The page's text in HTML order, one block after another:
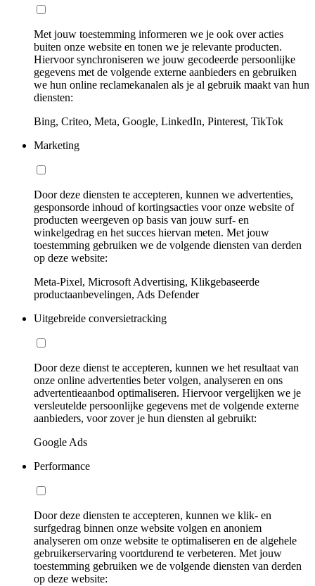
Met jouw toestemming informeren we je ook over acties
buiten onze website en tonen we je relevante producten.
Hiervoor synchroniseren we jouw gecodeerde persoonlijke
gegevens met de volgende externe aanbieders en gebruiken
we hun online reclamekanalen als je al gebruik maakt van hun
diensten:
Bing, Criteo, Meta, Google, LinkedIn, Pinterest, TikTok
Marketing
Door deze diensten te accepteren, kunnen we advertenties,
gesponsorde inhoud of kortingsacties voor onze website of
producten weergeven op basis van jouw surf- en
winkelgedrag en het succes hiervan meten. Met jouw
toestemming gebruiken we de volgende diensten van derden
op deze website:
Meta-Pixel, Microsoft Advertising, Klikgebaseerde
productaanbevelingen, Ads Defender
Uitgebreide conversietracking
Door deze dienst te accepteren, kunnen we het resultaat van
onze online advertenties beter volgen, analyseren en ons
advertentieaanbod optimaliseren. Hiervoor vergelijken we je
versleutelde persoonlijke gegevens met de volgende externe
aanbieders, voor zover je hun diensten al gebruikt:
Google Ads
Performance
Door deze diensten te accepteren, kunnen we klik- en
surfgedrag binnen onze website volgen en anoniem
analyseren om onze website te optimaliseren en de algehele
gebruikerservaring voortdurend te verbeteren. Met jouw
toestemming gebruiken we de volgende diensten van derden
op deze website: